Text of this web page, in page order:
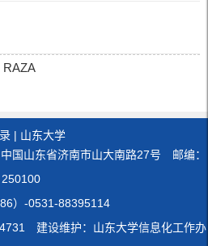
RAZA
| 山东大学
山东省济南市山大南路27号 邮编：
250100
）-0531-88395114
建设维护：山东大学信息化工作办